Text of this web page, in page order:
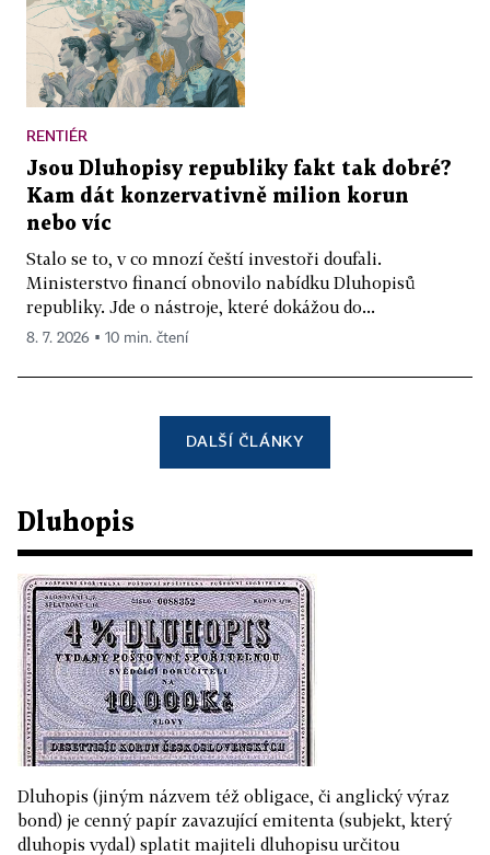
RENTIÉR
Jsou Dluhopisy republiky fakt tak dobré?
Kam dát konzervativně milion korun
nebo víc
Stalo se to, v co mnozí čeští investoři doufali.
Ministerstvo financí obnovilo nabídku Dluhopisů
republiky. Jde o nástroje, které dokážou do...
8. 7. 2026 ▪ 10 min. čtení
DALŠÍ ČLÁNKY
Dluhopis
Dluhopis (jiným názvem též obligace, či anglický výraz
bond) je cenný papír zavazující emitenta (subjekt, který
dluhopis vydal) splatit majiteli dluhopisu určitou